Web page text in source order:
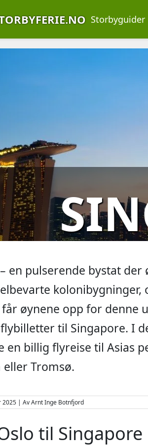
Storbyguider
en pulserende bystat
øynene opp for denne
til Singapore. I
en billig flyreise til Asias
Tromsø.
2025 | Av Arnt Inge Botnfjord
til Singapore